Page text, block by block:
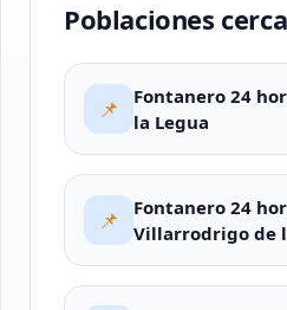
Poblaciones
📌
Fontanero 24
la Legua
📌
Fontanero 24
Villarrodrigo de